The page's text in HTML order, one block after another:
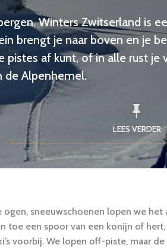
Winters Zwitserland is
brengt je naar boven en je
pistes af kunt, of in alle rust
de Alpenhemel.
LEES VERDER
ogen, sneeuwschoenen lopen we
toe een spoor van een konijn of hert,
voorbij. We lopen off-piste, maar